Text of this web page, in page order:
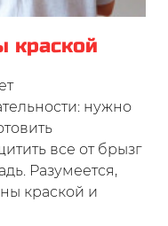
краской
нужно
все от брызг
Разумеется,
краской и